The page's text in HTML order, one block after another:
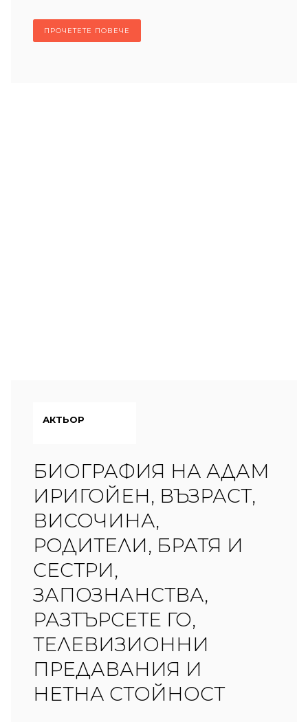
ПРОЧЕТЕТЕ ПОВЕЧЕ
АКТЬОР
БИОГРАФИЯ НА АДАМ
ИРИГОЙЕН, ВЪЗРАСТ,
ВИСОЧИНА,
РОДИТЕЛИ, БРАТЯ И
СЕСТРИ,
ЗАПОЗНАНСТВА,
РАЗТЪРСЕТЕ ГО,
ТЕЛЕВИЗИОННИ
ПРЕДАВАНИЯ И
НЕТНА СТОЙНОСТ